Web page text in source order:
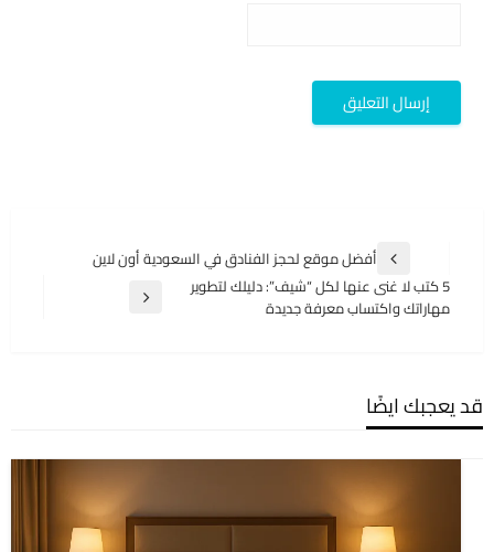
المقالات
المقالة
السابقة
أفضل موقع لحجز الفنادق في السعودية أون لاين
المقالة
5 كتب لا غنى عنها لكل “شيف”: دليلك لتطوير
مهاراتك واكتساب معرفة جديدة
قد يعجبك ايضًا